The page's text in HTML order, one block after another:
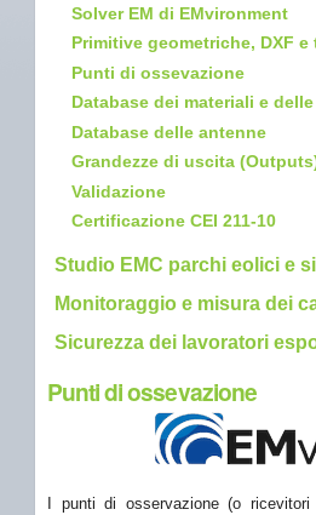
Solver EM di EMvironment
Primitive geometriche, DXF e
Punti di ossevazione
Database dei materiali e
Database delle antenne
Grandezze di uscita
Validazione
Certificazione CEI 211-10
Studio EMC parchi eolici e
Monitoraggio e misura dei
Sicurezza dei lavoratori
Punti di ossevazione
I punti di osservazione (o